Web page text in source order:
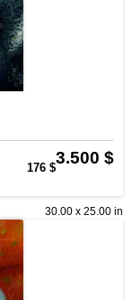
3.500 $
176 $
30.00 x 25.00 in